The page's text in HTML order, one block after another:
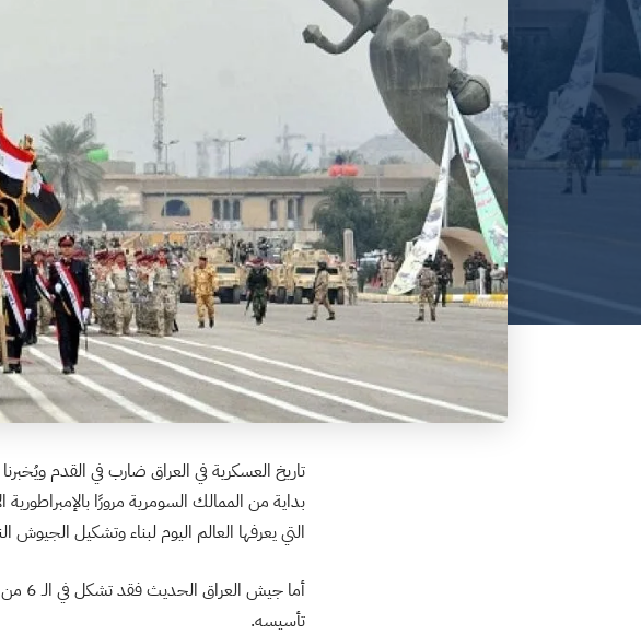
تاريخ العسكرية في العراق ضارب في القدم
بداية من الممالك السومرية مرورًا
التي يعرفها العالم اليوم لبناء وتشكيل الجيوش
تأسيسه.